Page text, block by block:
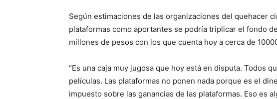
Según estimaciones de las organizaciones del quehacer
plataformas como aportantes se podría triplicar el fondo
millones de pesos con los que cuenta hoy a cerca de
“Es una caja muy jugosa que hoy está en disputa. Todos
películas. Las plataformas no ponen nada porque es el
impuesto sobre las ganancias de las plataformas. Eso es